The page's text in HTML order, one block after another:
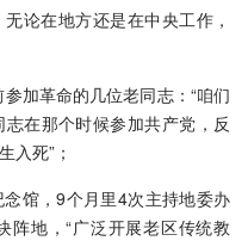
论在地方还是在中央工作，
加革命的几位老同志：“咱们
在那个时候参加共产党，反
入死”；
馆，9个月里4次主持地委办
阵地，“广泛开展老区传统教